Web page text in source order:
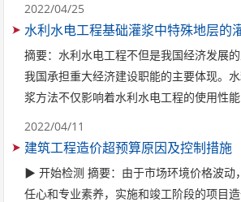
2022/04/25
水利水电工程基础灌浆中特殊地层的
摘要：水利水电工程不但是我国经济发展
我国承担重大经济建设职能的主要体现。
浆方法不仅影响着水利水电工程的使用性
2022/04/11
建筑工程造价超预算原因及控制措施
▶ 开始检测 摘要：由于市场环境价格波动
任心和专业素养，实施和竣工阶段的项目